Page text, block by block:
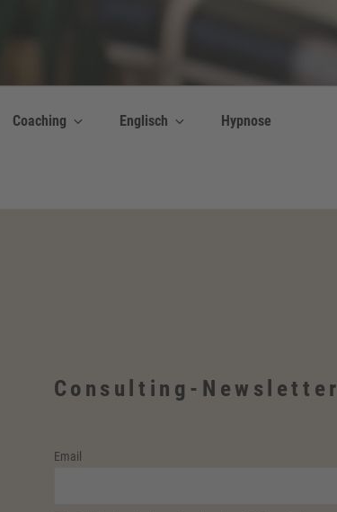
Coaching Englisch Hypnose
Consulting-Newsletter
Email